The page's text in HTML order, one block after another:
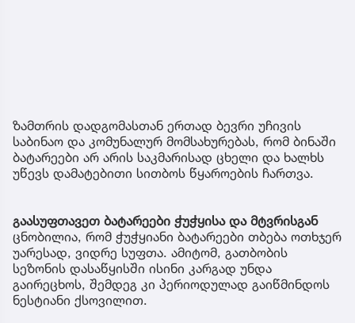
ზამთრის დადგომასთან ერთად ბევრი უჩივის
საბინაო და კომუნალურ მომსახურებას, რომ ბინაში
ბატარეები არ არის საკმარისად ცხელი და ხალხს
უწევს დამატებითი სითბოს წყაროების ჩართვა.
გაასუფთავეთ ბატარეები ჭუჭყისა და მტვრისგან
ცნობილია, რომ ჭუჭყიანი ბატარეები თბება ოთხჯერ
უარესად, ვიდრე სუფთა. ამიტომ, გათბობის
სეზონის დასაწყისში ისინი კარგად უნდა
გაირეცხოს, შემდეგ კი პერიოდულად გაიწმინდოს
ნესტიანი ქსოვილით.